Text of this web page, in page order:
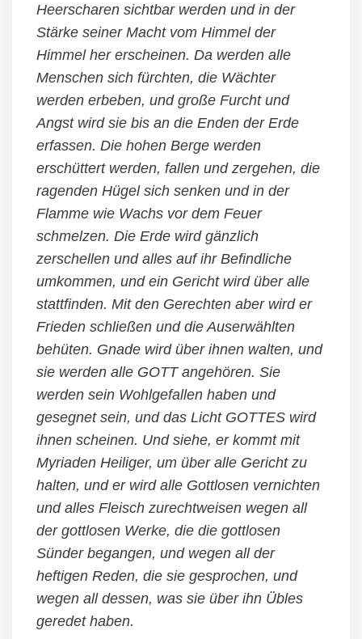
Heerscharen sichtbar werden und in der
Stärke seiner Macht vom Himmel der
Himmel her erscheinen. Da werden alle
Menschen sich fürchten, die Wächter
werden erbeben, und große Furcht und
Angst wird sie bis an die Enden der Erde
erfassen. Die hohen Berge werden
erschüttert werden, fallen und zergehen, die
ragenden Hügel sich senken und in der
Flamme wie Wachs vor dem Feuer
schmelzen. Die Erde wird gänzlich
zerschellen und alles auf ihr Befindliche
umkommen, und ein Gericht wird über alle
stattfinden. Mit den Gerechten aber wird er
Frieden schließen und die Auserwählten
behüten. Gnade wird über ihnen walten, und
sie werden alle GOTT angehören. Sie
werden sein Wohlgefallen haben und
gesegnet sein, und das Licht GOTTES wird
ihnen scheinen. Und siehe, er kommt mit
Myriaden Heiliger, um über alle Gericht zu
halten, und er wird alle Gottlosen vernichten
und alles Fleisch zurechtweisen wegen all
der gottlosen Werke, die die gottlosen
Sünder begangen, und wegen all der
heftigen Reden, die sie gesprochen, und
wegen all dessen, was sie über ihn Übles
geredet haben.